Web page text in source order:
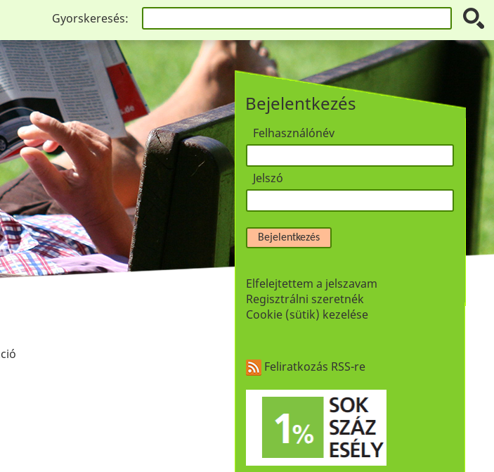
Gyorskeresés:
Bejelentkezés
Felhasználónév
Jelszó
Bejelentkezés
Elfelejtettem a jelszavam
Regisztrálni szeretnék
Cookie (sütik) kezelése
Feliratkozás RSS-re